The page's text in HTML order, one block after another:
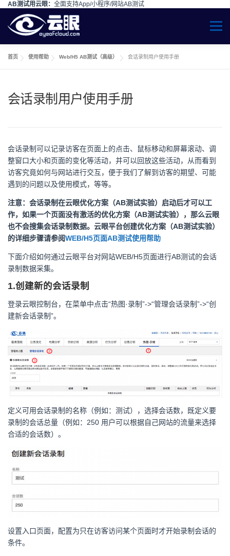
AB测试用云眼： 全面支持App/小程序/网站AB测试
Skip to content
Menu
首页 使用帮助 Web/H5 AB测试（高级） 会话录制用户使用手册
会话录制用户使用手册
会话录制可以记录访客在页面上的点击、鼠标移动和屏幕滚动、调
整窗口大小和页面的变化等活动，并可以回放这些活动，从而看到
访客究竟如何与网站进行交互，便于我们了解到访客的期望、可能
遇到的问题以及使用模式，等等。
注意：会话录制在云眼优化方案（AB测试实验）启动后才可以工
作，如果一个页面没有激活的优化方案（AB测试实验），那么云眼
也不会搜集会话录制数据。 云眼平台创建优化方案（AB测试实验）
的详细步骤请参阅WEB/H5页面AB测试使用帮助
下面介绍如何通过云眼平台对网站WEB/H5页面进行AB测试的会话
录制数据采集。
1.创建新的会话录制
登录云眼控制台，在菜单中点击“热图·录制”->“管理会话录制”->“创
建新会话录制”。
定义可用会话录制的名称（例如：测试），选择会话数，既定义要
录制的会话总量（例如：250 用户可以根据自己网站的流量来选择
合适的会话数）。
设置入口页面，配置为只在访客访问某个页面时才开始录制会话的
条件。